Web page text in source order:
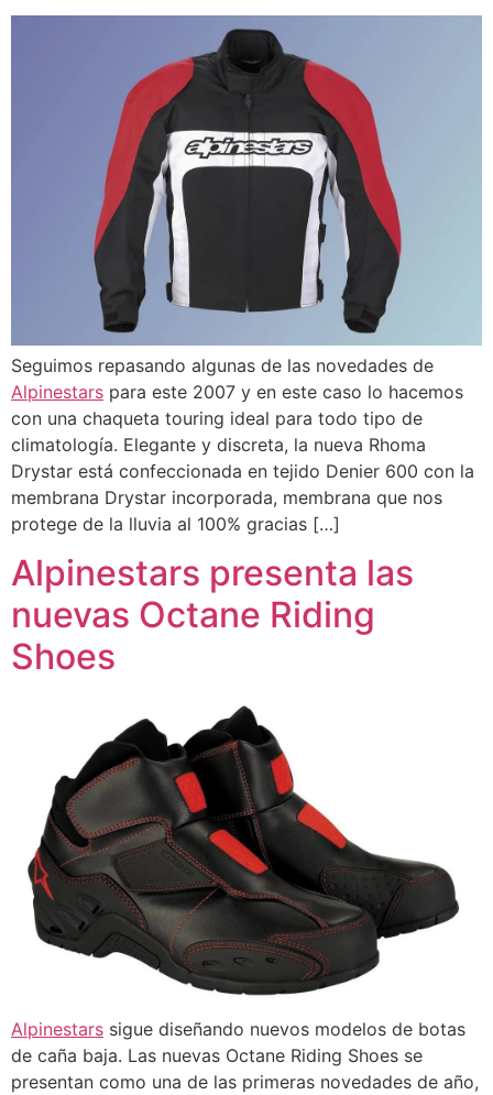
Seguimos repasando algunas de las novedades de
Alpinestars para este 2007 y en este caso lo hacemos
con una chaqueta touring ideal para todo tipo de
climatología. Elegante y discreta, la nueva Rhoma
Drystar está confeccionada en tejido Denier 600 con la
membrana Drystar incorporada, membrana que nos
protege de la lluvia al 100% gracias […]
Alpinestars presenta las
nuevas Octane Riding
Shoes
Alpinestars sigue diseñando nuevos modelos de botas
de caña baja. Las nuevas Octane Riding Shoes se
presentan como una de las primeras novedades de año,